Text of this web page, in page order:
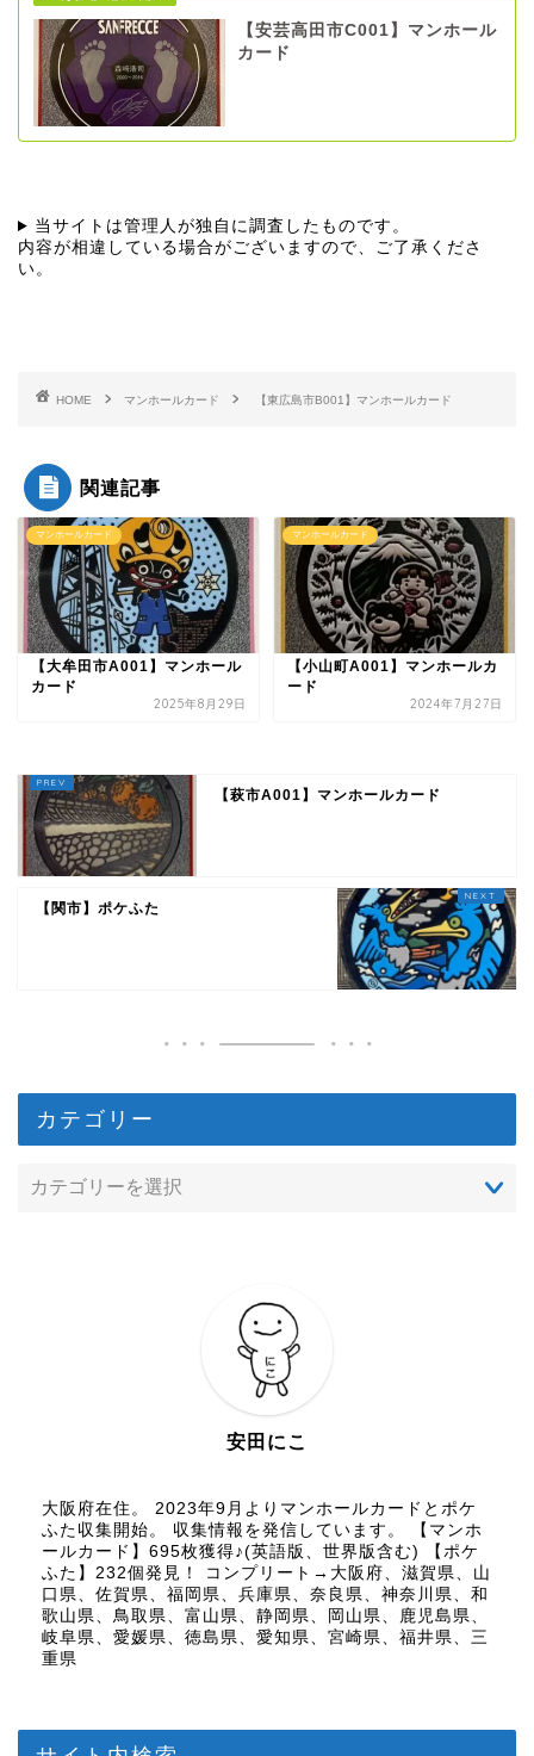
【安芸高田市C001】マンホール
カード
当サイトは管理人が独自に調査したものです。
内容が相違している場合がございますので、ご了承くださ
い。
HOME マンホールカード 【東広島市B001】マンホールカード
関連記事
マンホールカード
【大牟田市A001】マンホール
カード
2025年8月29日
マンホールカード
【小山町A001】マンホールカ
ード
2024年7月27日
【萩市A001】マンホールカード
【関市】ポケふた
カテゴリー
安田にこ
大阪府在住。 2023年9月よりマンホールカードとポケ
ふた収集開始。 収集情報を発信しています。 【マンホ
ールカード】695枚獲得♪(英語版、世界版含む) 【ポケ
ふた】232個発見！ コンプリート→大阪府、滋賀県、山
口県、佐賀県、福岡県、兵庫県、奈良県、神奈川県、和
歌山県、鳥取県、富山県、静岡県、岡山県、鹿児島県、
岐阜県、愛媛県、徳島県、愛知県、宮崎県、福井県、三
重県